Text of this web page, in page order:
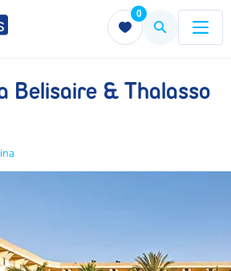
0
Menu Menu
Belisaire & Thalasso